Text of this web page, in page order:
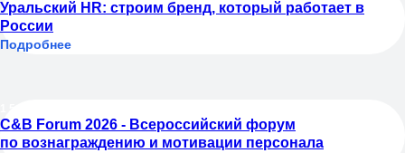
Уральский HR: строим бренд, который работает в
России
Подробнее
C&B Forum 2026 - Всероссийский форум
по вознаграждению и мотивации персонала